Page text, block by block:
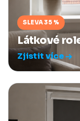
SLEVA 35 %
Látkové
Zjistit více